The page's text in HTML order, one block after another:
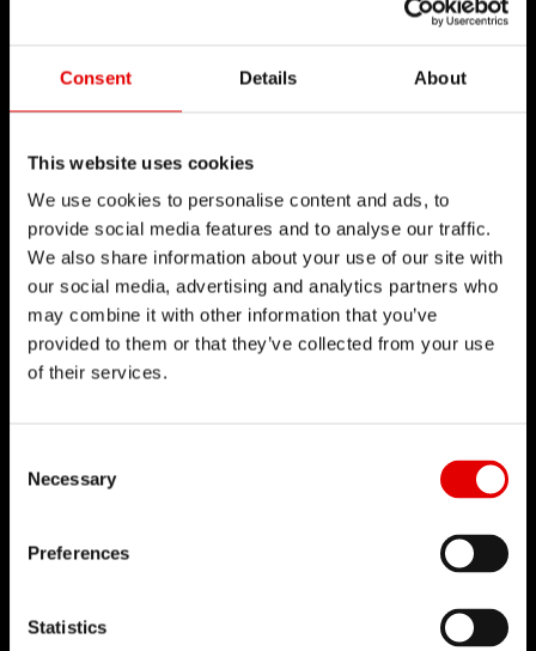
Consent Details About
This website uses cookies
We use cookies to personalise content and ads, to
provide social media features and to analyse our traffic.
We also share information about your use of our site with
our social media, advertising and analytics partners who
may combine it with other information that you’ve
provided to them or that they’ve collected from your use
of their services.
Necessary
Preferences
Statistics